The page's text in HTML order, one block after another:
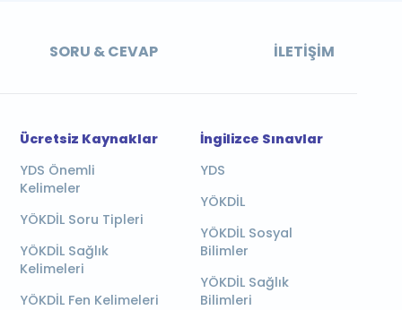
SORU & CEVAP İLETIŞIM
Ücretsiz Kaynaklar
YDS Önemli
Kelimeler
YÖKDİL Soru Tipleri
YÖKDİL Sağlık
Kelimeleri
YÖKDİL Fen Kelimeleri
İngilizce Sınavlar
YDS
YÖKDİL
YÖKDİL Sosyal
Bilimler
YÖKDİL Sağlık
Bilimleri